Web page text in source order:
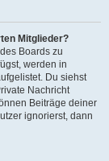
Mitglieder?
Boards zu
werden in
Du siehst
Nachricht
Beiträge deiner
ignorierst, dann